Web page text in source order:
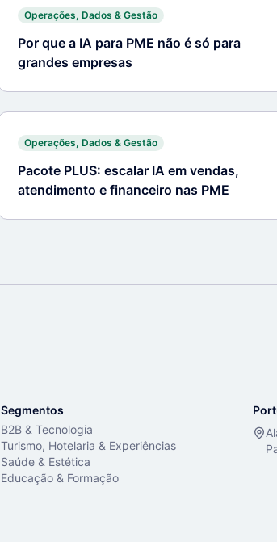
Operações, Dados & Gestão
Por que a IA para PME não é só para
grandes empresas
Operações, Dados & Gestão
Pacote PLUS: escalar IA em vendas,
atendimento e financeiro nas PME
Segmentos
B2B & Tecnologia
Turismo, Hotelaria & Experiências
Saúde & Estética
Educação & Formação